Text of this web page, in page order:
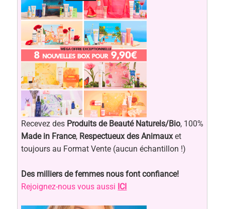
Recevez des Produits de Beauté Naturels/Bio, 100%
Made in France, Respectueux des Animauxet
toujours au Format Vente (aucun échantillon !)
Des milliers de femmes nous font confiance!
Rejoignez-nous vous aussi ICI